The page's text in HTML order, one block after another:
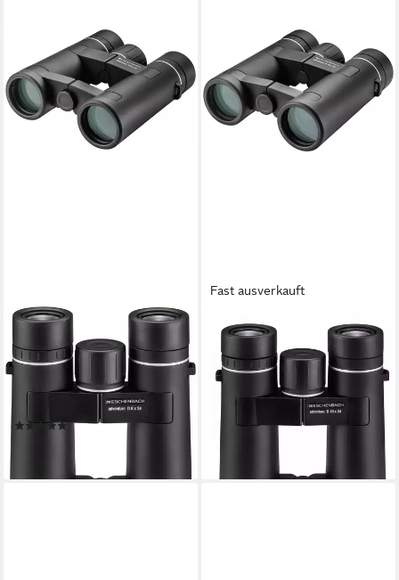
ESCHENBACH OPTIK
adventure 8 x 34 Fernglas
(Leicht & robust mit
Weitwinkeloptik und
Brillenträger-Okularen)
(1)
ab 149,00 €
lieferbar - in 6-7 Werktagen bei dir
Fast ausverkauft
ESCHENBACH OPTIK
adventure 10 x 34 Fernglas
(Leicht & robust mit
Weitwinkeloptik und
Brillenträger-Okularen)
ab 169,99 €